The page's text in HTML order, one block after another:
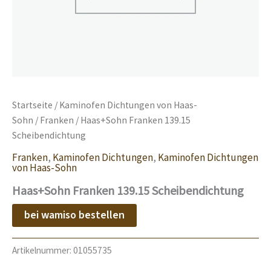
Startseite / Kaminofen Dichtungen von Haas-
Sohn / Franken / Haas+Sohn Franken 139.15
Scheibendichtung
Franken, Kaminofen Dichtungen, Kaminofen Dichtungen
von Haas-Sohn
Haas+Sohn Franken 139.15 Scheibendichtung
bei wamiso bestellen
Artikelnummer: 01055735